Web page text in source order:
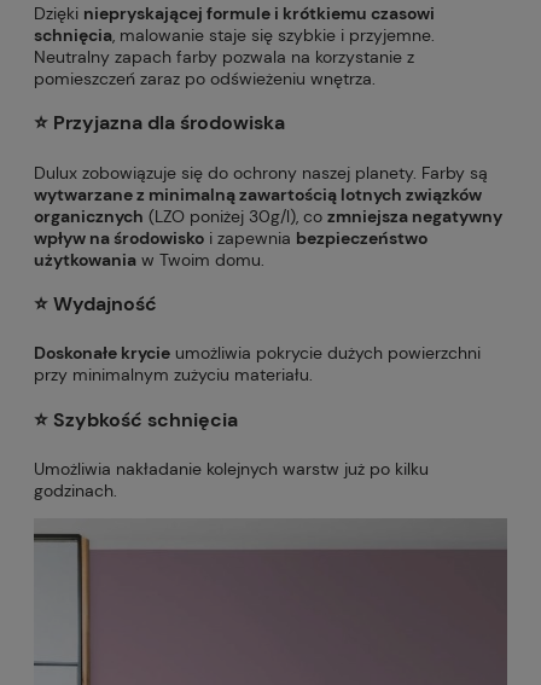
Dzięki niepryskającej formule i krótkiemu czasowi
schnięcia, malowanie staje się szybkie i przyjemne.
Neutralny zapach farby pozwala na korzystanie z
pomieszczeń zaraz po odświeżeniu wnętrza.
⭐️ Przyjazna dla środowiska
Dulux zobowiązuje się do ochrony naszej planety. Farby są
wytwarzane z minimalną zawartością lotnych związków
organicznych (LZO poniżej 30g/l), co zmniejsza negatywny
wpływ na środowisko i zapewnia bezpieczeństwo
użytkowania w Twoim domu.
⭐️Wydajność
Doskonałe krycie umożliwia pokrycie dużych powierzchni
przy minimalnym zużyciu materiału.
⭐️ Szybkość schnięcia
Umożliwia nakładanie kolejnych warstw już po kilku
godzinach.